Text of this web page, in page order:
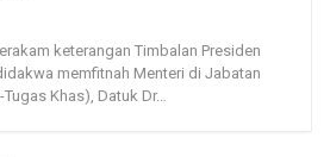
keterangan Timbalan Presiden
memfitnah Menteri di Jabatan
Khas), Datuk Dr…